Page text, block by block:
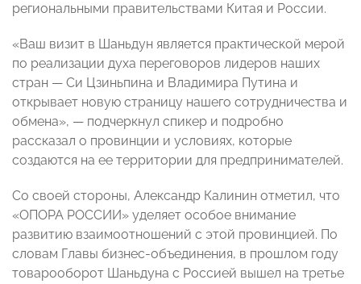
региональными правительствами Китая и России.
«Ваш визит в Шаньдун является практической мерой
по реализации духа переговоров лидеров наших
стран — Си Цзиньпина и Владимира Путина и
открывает новую страницу нашего сотрудничества и
обмена», — подчеркнул спикер и подробно
рассказал о провинции и условиях, которые
создаются на ее территории для предпринимателей.
Со своей стороны, Александр Калинин отметил, что
«ОПОРА РОССИИ» уделяет особое внимание
развитию взаимоотношений с этой провинцией. По
словам Главы бизнес-объединения, в прошлом году
товарооборот Шаньдуна с Россией вышел на третье